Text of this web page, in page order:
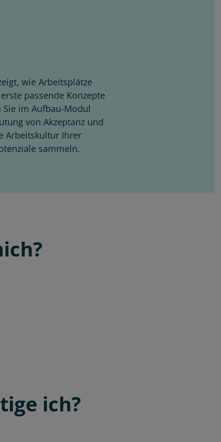
wie Arbeitsplätze
passende Konzepte
im Aufbau-Modul
von Akzeptanz und
Arbeitskultur Ihrer
sammeln.
ich?